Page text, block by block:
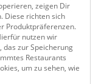
zeigen Dir
Diese richten sich
Produktpräferenzen.
nutzen wir
das zur Speicherung
Restaurants
um zu sehen, wie